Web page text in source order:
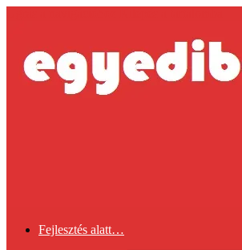
Fejlesztés alatt…